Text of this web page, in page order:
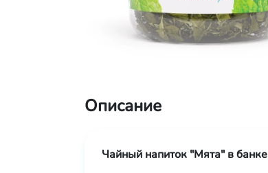
Описание
Чайный напиток "Мята" в банке